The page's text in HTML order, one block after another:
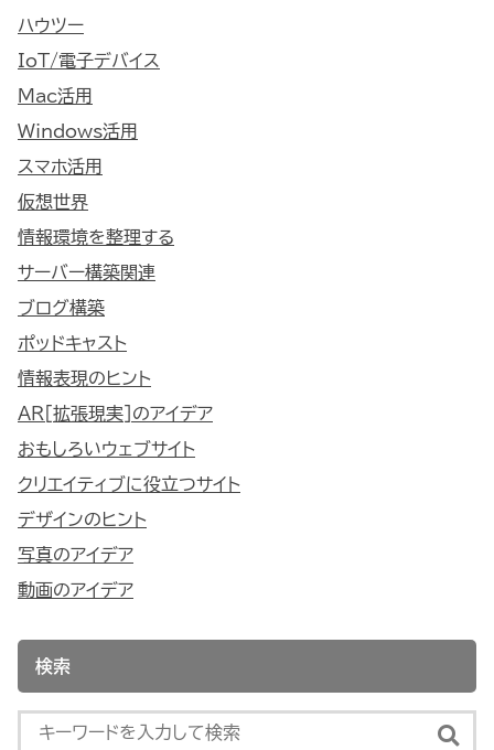
ハウツー
IoT/電子デバイス
Mac活用
Windows活用
スマホ活用
仮想世界
情報環境を整理する
サーバー構築関連
ブログ構築
ポッドキャスト
情報表現のヒント
AR[拡張現実]のアイデア
おもしろいウェブサイト
クリエイティブに役立つサイト
デザインのヒント
写真のアイデア
動画のアイデア
検索